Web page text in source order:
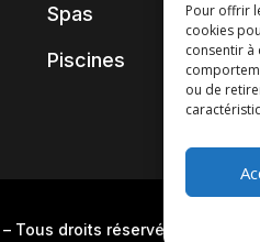
Pour offrir
cookies
consentir à
ou de
Spas
Piscines
– Tous droits réservés –